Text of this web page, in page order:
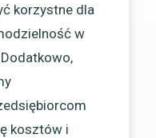
korzystne dla
w
kosztów i